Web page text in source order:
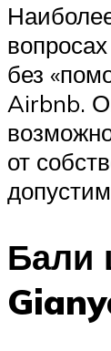
без
Airbnb.
от
Бали